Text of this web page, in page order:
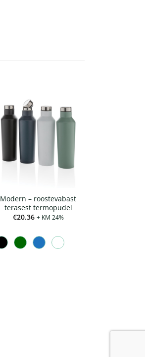
Modern – roostevabast
terasest termopudel
€20.36 + KM 24%